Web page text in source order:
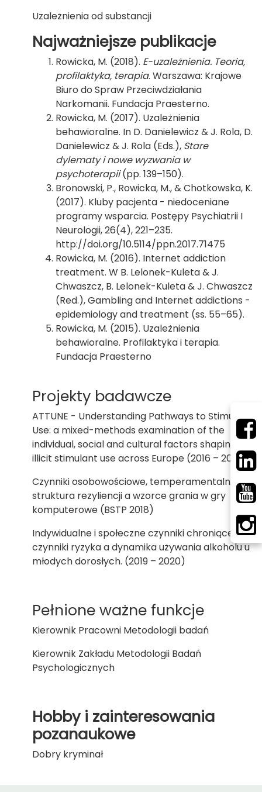
Uzależnienia od substancji
Najważniejsze publikacje
Rowicka, M. (2018). E-uzależnienia. Teoria,
profilaktyka, terapia. Warszawa: Krajowe
Biuro do Spraw Przeciwdziałania
Narkomanii. Fundacja Praesterno.
Rowicka, M. (2017). Uzależnienia
behawioralne. In D. Danielewicz & J. Rola, D.
Danielewicz & J. Rola (Eds.), Stare
dylematy i nowe wyzwania w
psychoterapii(pp. 139–150).
Bronowski, P., Rowicka, M., & Chotkowska, K.
(2017). Kluby pacjenta - niedoceniane
programy wsparcia. Postępy Psychiatrii I
Neurologii, 26(4), 221–235.
http://doi.org/10.5114/ppn.2017.71475
Rowicka, M. (2016). Internet addiction
treatment. W B. Lelonek-Kuleta & J.
Chwaszcz, B. Lelonek-Kuleta & J. Chwaszcz
(Red.), Gambling and Internet addictions -
epidemiology and treatment (ss. 55–65).
Rowicka, M. (2015). Uzależnienia
behawioralne. Profilaktyka i terapia.
Fundacja Praesterno
Projekty badawcze
ATTUNE - Understanding Pathways to Stimulant
Use: a mixed-methods examination of the
individual, social and cultural factors shaping
illicit stimulant use across Europe (2016 – 2019)
Czynniki osobowościowe, temperamentalne i
struktura rezyliencji a wzorce grania w gry
komputerowe (BSTP 2018)
Indywidualne i społeczne czynniki chroniące i
czynniki ryzyka a dynamika używania alkoholu u
młodych dorosłych. (2019 – 2020)
Pełnione ważne funkcje
Kierownik Pracowni Metodologii badań
Kierownik Zakładu Metodologii Badań
Psychologicznych
Hobby i zainteresowania
pozanaukowe
Dobry kryminał